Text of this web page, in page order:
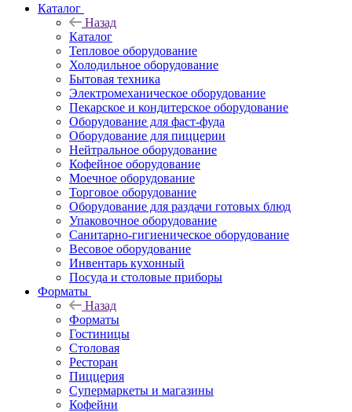
Каталог
Назад
Каталог
Тепловое оборудование
Холодильное оборудование
Бытовая техника
Электромеханическое оборудование
Пекарское и кондитерское оборудование
Оборудование для фаст-фуда
Оборудование для пиццерии
Нейтральное оборудование
Кофейное оборудование
Моечное оборудование
Торговое оборудование
Оборудование для раздачи готовых блюд
Упаковочное оборудование
Санитарно-гигиеническое оборудование
Весовое оборудование
Инвентарь кухонный
Посуда и столовые приборы
Форматы
Назад
Форматы
Гостиницы
Столовая
Ресторан
Пиццерия
Супермаркеты и магазины
Кофейни